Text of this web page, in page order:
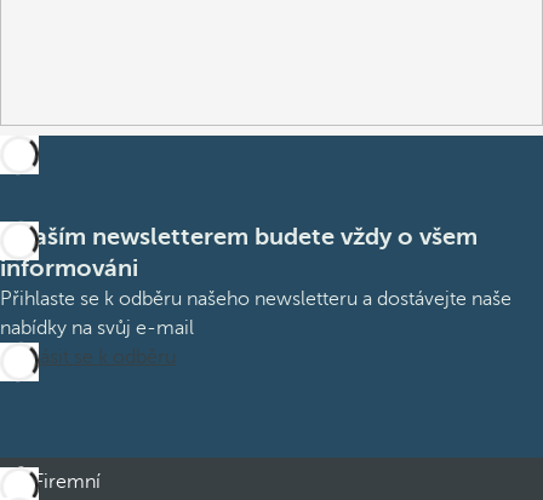
S naším newsletterem budete vždy o všem
informováni
Přihlaste se k odběru našeho newsletteru a dostávejte naše
nabídky na svůj e-mail
Přihlásit se k odběru
Firemní